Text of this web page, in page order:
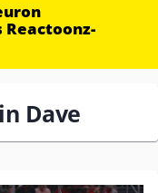
Dave